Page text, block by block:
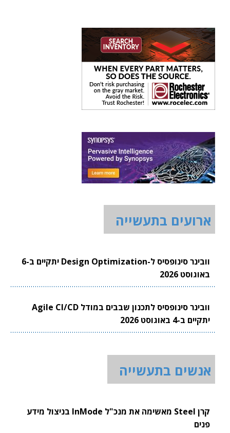
ארועים בתעשייה
וובינר סינופסיס ל-Design Optimization יתקיים ב-6
באוגוסט 2026
וובינר סינופסיס לתכנון שבבים במודל Agile CI/CD
יתקיים ב-4 באוגוסט 2026
אנשים בתעשייה
קרן Steel מאשימה את מנכ"ל InMode בניצול מידע
פנים